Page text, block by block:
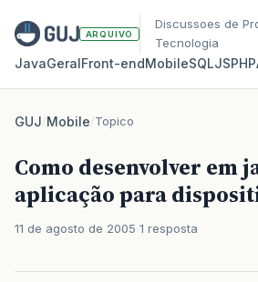
ARQUIVO
Discussoes de
Tecnologia
JavaGeralFront‑endMobileSQLJSPHP
GUJ/Mobile/Topico
Como desenvolver em
aplicação para
11 de agosto de 2005 1 resposta